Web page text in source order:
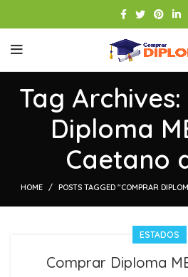
Tag
Diploma
Caetano
HOME POSTS TAGGED "COMPRAR
ESTADOS
Comprar Diploma